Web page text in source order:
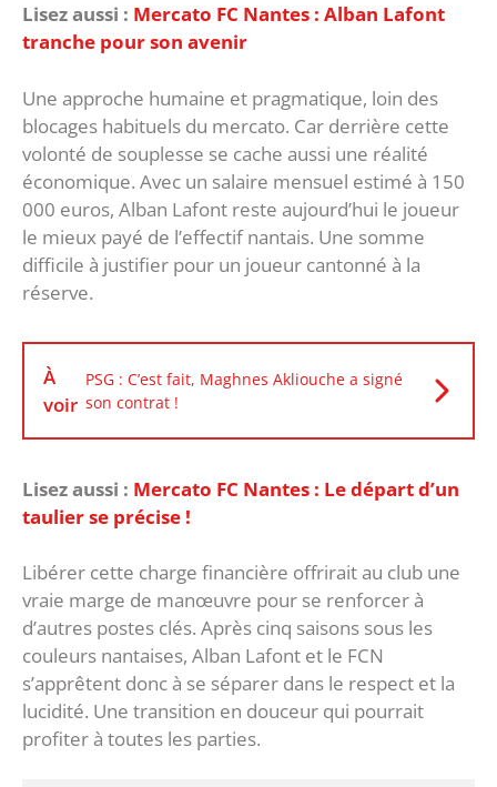
Lisez aussi : Mercato FC Nantes : Alban Lafont
tranche pour son avenir
Une approche humaine et pragmatique, loin des
blocages habituels du mercato. Car derrière cette
volonté de souplesse se cache aussi une réalité
économique. Avec un salaire mensuel estimé à 150
000 euros, Alban Lafont reste aujourd’hui le joueur
le mieux payé de l’effectif nantais. Une somme
difficile à justifier pour un joueur cantonné à la
réserve.
À
voir
PSG : C’est fait, Maghnes Akliouche a signé
son contrat !
Lisez aussi : Mercato FC Nantes : Le départ d’un
taulier se précise !
Libérer cette charge financière offrirait au club une
vraie marge de manœuvre pour se renforcer à
d’autres postes clés. Après cinq saisons sous les
couleurs nantaises, Alban Lafont et le FCN
s’apprêtent donc à se séparer dans le respect et la
lucidité. Une transition en douceur qui pourrait
profiter à toutes les parties.